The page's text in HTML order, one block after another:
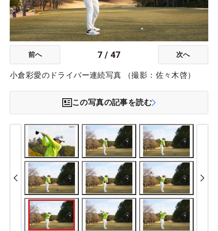
前へ 7 / 47 次へ
小倉彩愛のドライバー連続写真 （撮影：佐々木啓）
この写真の記事を読む